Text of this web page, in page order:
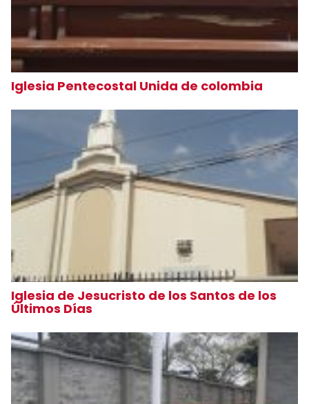
Iglesia Pentecostal Unida de colombia
Iglesia de Jesucristo de los Santos de los
Últimos Días